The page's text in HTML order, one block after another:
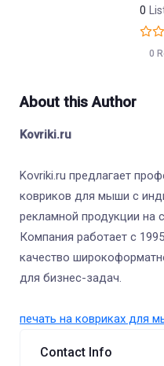
0
0
About this Author
Kovriki.ru
Kovriki.ru предлагает
ковриков для мыши с
рекламной продукции на
Компания работает с
качество
для бизнес-задач.
печать на ковриках для
Contact Info